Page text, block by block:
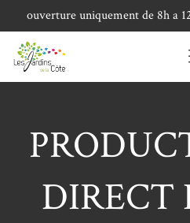
ouverture uniquement de 8h a
DIRECT